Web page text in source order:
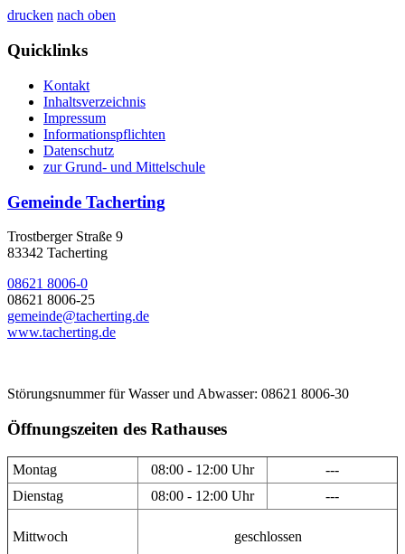
drucken nach oben
Quicklinks
Kontakt
Inhaltsverzeichnis
Impressum
Informationspflichten
Datenschutz
zur Grund- und Mittelschule
Gemeinde Tacherting
Trostberger Straße 9
83342 Tacherting
08621 8006-0
08621 8006-25
gemeinde@tacherting.de
www.tacherting.de
Störungsnummer für Wasser und Abwasser: 08621 8006-30
Öffnungszeiten des Rathauses
Montag 08:00 - 12:00 Uhr
---
Dienstag
08:00 - 12:00 Uhr ---
Mittwoch geschlossen